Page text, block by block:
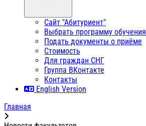
Сайт "Абитуриент"
Выбрать программу обучения
Подать документы о приёме
Стоимость
Для граждан СНГ
Группа ВКонтакте
Контакты
English Version
Главная